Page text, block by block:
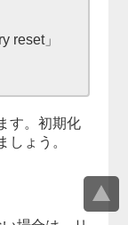
reset」
す。初期化
ょう。